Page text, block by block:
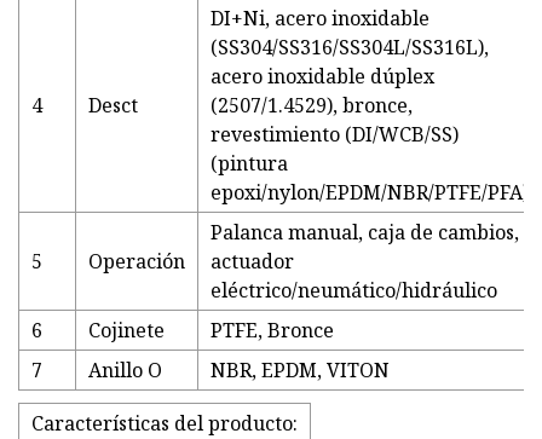
4 Desct
DI+Ni, acero inoxidable
(SS304/SS316/SS304L/SS316L),
acero inoxidable dúplex
(2507/1.4529), bronce,
revestimiento (DI/WCB/SS)
(pintura
epoxi/nylon/EPDM/NBR/PTFE/PFA)
5 Operación
Palanca manual, caja de cambios,
actuador
eléctrico/neumático/hidráulico
6
Cojinete
PTFE, Bronce
7
Anillo O
NBR, EPDM, VITON
Características del producto: